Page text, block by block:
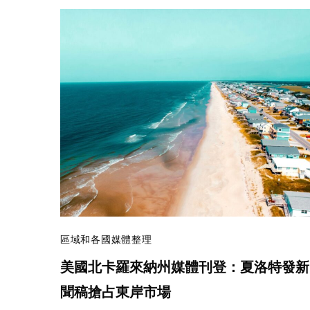
區域和各國媒體整理
美國北卡羅來納州媒體刊登：夏洛特發新
聞稿搶占東岸市場